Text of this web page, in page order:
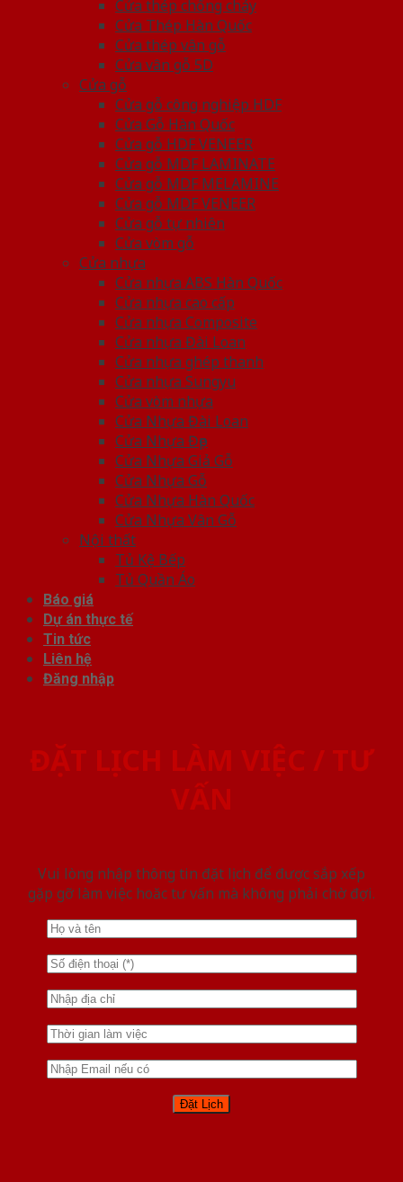
Cửa thép chống cháy
Cửa Thép Hàn Quốc
Cửa thép vân gỗ
Cửa vân gỗ 5D
Cửa gỗ
Cửa gỗ công nghiệp HDF
Cửa Gỗ Hàn Quốc
Cửa gỗ HDF VENEER
Cửa gỗ MDF LAMINATE
Cửa gỗ MDF MELAMINE
Cửa gỗ MDF VENEER
Cửa gỗ tự nhiên
Cửa vòm gỗ
Cửa nhựa
Cửa nhựa ABS Hàn Quốc
Cửa nhựa cao cấp
Cửa nhựa Composite
Cửa nhựa Đài Loan
Cửa nhựa ghép thanh
Cửa nhựa Sungyu
Cửa vòm nhựa
Cửa Nhựa Đài Loan
Cửa Nhựa Đẹp
Cửa Nhựa Giả Gỗ
Cửa Nhựa Gỗ
Cửa Nhựa Hàn Quốc
Cửa Nhựa Vân Gỗ
Nội thất
Tủ Kệ Bếp
Tủ Quần Áo
Báo giá
Dự án thực tế
Tin tức
Liên hệ
Đăng nhập
ĐẶT LỊCH LÀM VIỆC / TƯ
VẤN
Vui lòng nhập thông tin đặt lịch để được sắp xếp
gặp gỡ làm việc hoăc tư vấn mà không phải chờ đợi.